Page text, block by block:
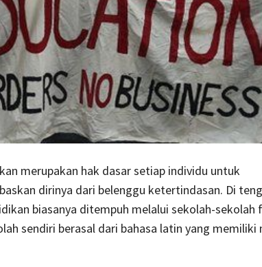
merupakan hak dasar setiap individu untuk
dirinya dari belenggu ketertindasan. Di
biasanya ditempuh melalui sekolah-sekolah
sendiri berasal dari bahasa latin yang memiliki